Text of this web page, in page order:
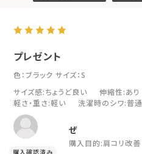
プレゼント
色：ブラック サイズ：S
サイズ感:ちょうど良い 伸縮性:あり
軽さ・重さ:軽い 洗濯時のシワ:普通
ぜ
購入目的:肩コリ改善